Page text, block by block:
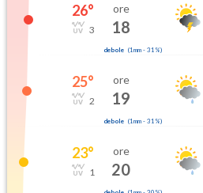
26°
3
ore
18
debole (1mm- 31 %)
25°
2
ore
19
debole (1mm- 31 %)
23°
1
ore
20